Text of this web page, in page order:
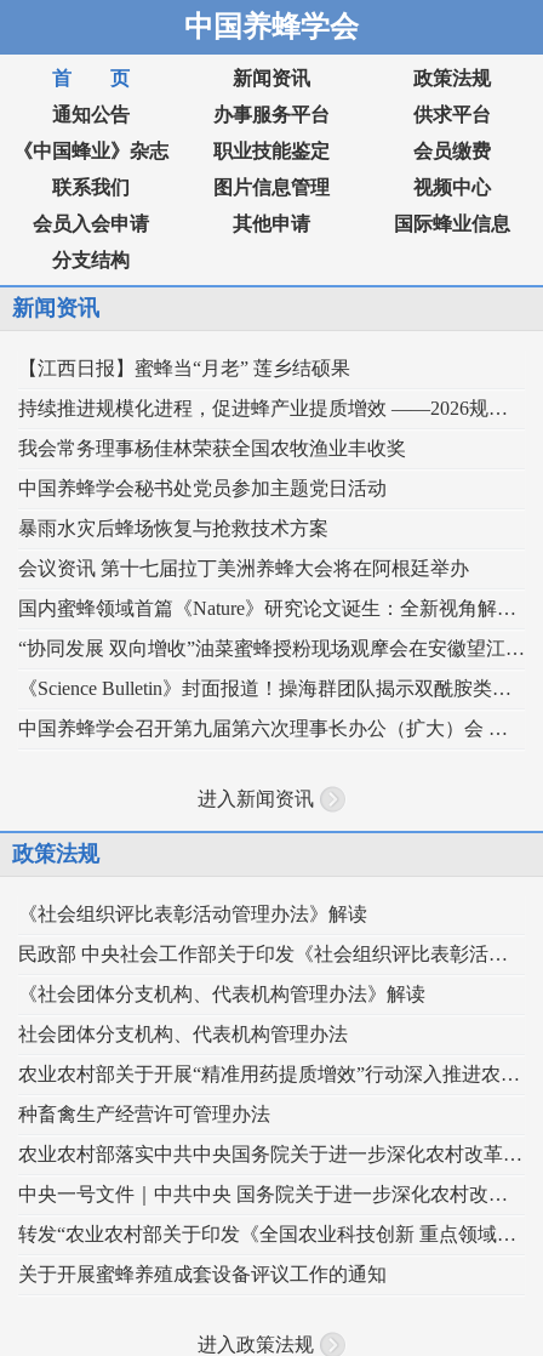
中国养蜂学会
首 页 新闻资讯
政策法规
通知公告
办事服务平台
供求平台
《中国蜂业》杂志
职业技能鉴定
会员缴费
联系我们
图片信息管理
视频中心
会员入会申请
其他申请
国际蜂业信息
分支结构
新闻资讯
【江西日报】蜜蜂当“月老” 莲乡结硕果
持续推进规模化进程，促进蜂产业提质增效 ——2026规模化蜂业交流观摩会在新疆举行
我会常务理事杨佳林荣获全国农牧渔业丰收奖
中国养蜂学会秘书处党员参加主题党日活动
暴雨水灾后蜂场恢复与抢救技术方案
会议资讯 第十七届拉丁美洲养蜂大会将在阿根廷举办
国内蜜蜂领域首篇《Nature》研究论文诞生：全新视角解读蜂王发育的“建筑密码”
“协同发展 双向增收”油菜蜜蜂授粉现场观摩会在安徽望江举办
《Science Bulletin》封面报道！操海群团队揭示双酰胺类杀虫剂影响蜜蜂蜂王生殖
中国养蜂学会召开第九届第六次理事长办公（扩大）会 锚定“十五五” 谋划蜂业高质量发展
进入新闻资讯
政策法规
《社会组织评比表彰活动管理办法》解读
民政部 中央社会工作部关于印发《社会组织评比表彰活动管理办法》的通知
《社会团体分支机构、代表机构管理办法》解读
社会团体分支机构、代表机构管理办法
农业农村部关于开展“精准用药提质增效”行动深入推进农药科学安全使用工作的指导意见
种畜禽生产经营许可管理办法
农业农村部落实中共中央国务院关于进一步深化农村改革扎实推进乡村全面振兴 工作部署的实施意见
中央一号文件｜中共中央 国务院关于进一步深化农村改革 扎实推进乡村全面振兴的意见
转发“农业农村部关于印发《全国农业科技创新 重点领域（2024–2028年）》的通知”
关于开展蜜蜂养殖成套设备评议工作的通知
进入政策法规